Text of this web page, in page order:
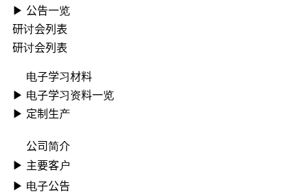
▶ ︎公告一览
研讨会列表
研讨会列表
电子学习材料
▶ ︎电子学习资料一览
▶ 定制生产
公司简介
▶ ︎主要客户
▶ ︎电子公告